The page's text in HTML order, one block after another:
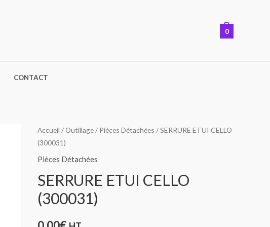
0
CONTACT
Accueil /Outillage/ Pièces Détachées / SERRURE ETUI CELLO
(300031)
Pièces Détachées
SERRURE ETUI CELLO
(300031)